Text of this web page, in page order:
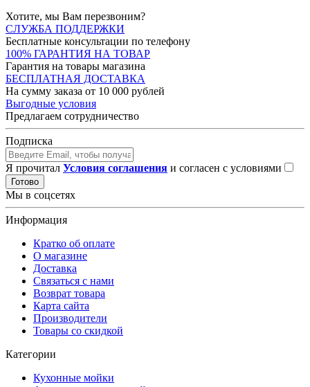
Хотите, мы Вам перезвоним?
СЛУЖБА ПОДДЕРЖКИ
Бесплатные консультации по телефону
100% ГАРАНТИЯ НА ТОВАР
Гарантия на товары магазина
БЕСПЛАТНАЯ ДОСТАВКА
На сумму заказа от 10 000 рублей
Выгодные условия
Предлагаем сотрудничество
Подписка
Я прочитал Условия соглашения и согласен с условиями
Готово
Мы в соцсетях
Информация
Кратко об оплате
О магазине
Доставка
Связаться с нами
Возврат товара
Карта сайта
Производители
Товары со скидкой
Категории
Кухонные мойки